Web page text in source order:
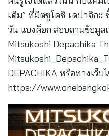
เดิม” ที่มิตซูโคชิ เดปาจิกะ
วัน แบงค็อก สอบถามข้อมูล
Mitsukoshi Depachika
DEPACHIKA หรือทางเว็บ
https://